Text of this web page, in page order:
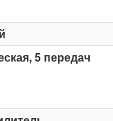
5 передач